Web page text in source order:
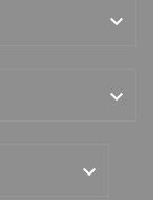


